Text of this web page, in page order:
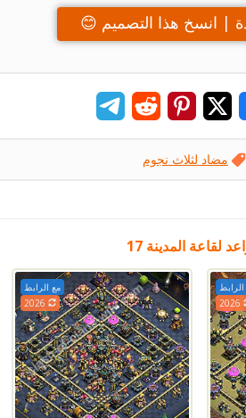
| انسخ هذا التصميم 😊
مضاد لثلاث نجوم
لقاعة المدينة 17
2026
مع الرابط